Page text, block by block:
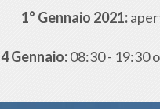
1° Gennaio 2021:
4 Gennaio:08:30 - 19:30